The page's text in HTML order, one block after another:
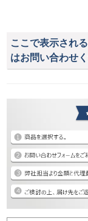
ここで表示され
はお問い合わせく